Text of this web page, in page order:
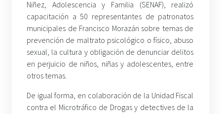
Niñez, Adolescencia y Familia (SENAF), realizó
capacitación a 50 representantes de patronatos
municipales de Francisco Morazán sobre temas de
prevención de maltrato psicológico o físico, abuso
sexual, la cultura y obligación de denunciar delitos
en perjuicio de niños, niñas y adolescentes, entre
otros temas.
De igual forma, en colaboración de la Unidad Fiscal
contra el Microtráfico de Drogas y detectives de la